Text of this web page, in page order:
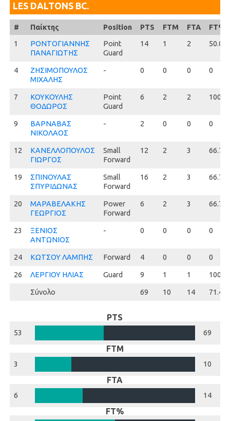
LES DALTONS BC.
#
1
4
7
9
12
19
20
23
24
26
# Παίκτης Position PTS FTM FTA
FT%
1
ΡΟΝΤΟΓΙΑΝΝΗΣ
ΠΑΝΑΓΙΩΤΗΣ
Point
Guard
14 1 2 50.0
4
ΖΗΣΙΜΟΠΟΥΛΟΣ
ΜΙΧΑΛΗΣ
- 0 0 0 0
7
ΚΟΥΚΟΥΛΗΣ
ΘΟΔΩΡΟΣ
Point
Guard
6 2 2 100.0
9
ΒΑΡΝΑΒΑΣ
ΝΙΚΟΛΑΟΣ
- 2 0 0 0
12
ΚΑΝΕΛΛΟΠΟΥΛΟΣ
ΓΙΩΡΓΟΣ
Small
Forward
12 2 3 66.7
19
ΣΠΙΝΟΥΛΑΣ
ΣΠΥΡΙΔΩΝΑΣ
Small
Forward
16 2 3 66.7
20
ΜΑΡΑΒΕΛΑΚΗΣ
ΓΕΩΡΓΙΟΣ
Power
Forward
6 2 3 66.7
23
ΞΕΝΙΟΣ
ΑΝΤΩΝΙΟΣ
- 0 0 0 0
24 ΚΩΤΣΟΥ ΛΑΜΠΗΣ Forward 4 0 0 0
26 ΛΕΡΓΙΟΥ ΗΛΙΑΣ Guard 9 1 1 100.0
Σύνολο 69 10 14 71.4
PTS
53 69
FTM
3 10
FTA
6 14
FT%